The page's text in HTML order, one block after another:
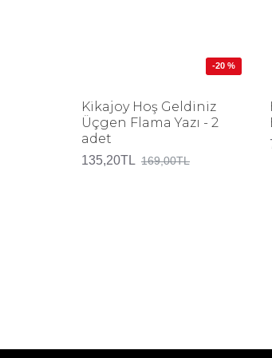
-20 %
Kikajoy Hoş Geldiniz
Üçgen Flama Yazı - 2
adet
135,20TL 169,00TL